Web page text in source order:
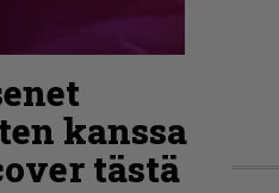
kanssa
tästä